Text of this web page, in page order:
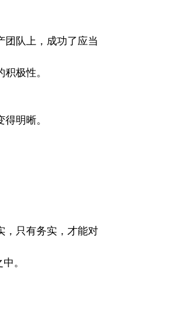
团队上，成功了应当
极性。
明晰。
，只有务实，才能对
。